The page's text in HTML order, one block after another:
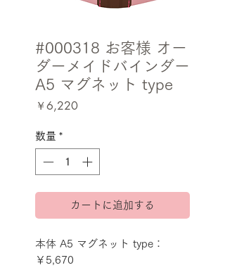
#000318 お客様 オー
ダーメイドバインダー
A5 マグネット type
￥6,220価
数量 *
カートに追加する
本体 A5 マグネット type：
￥5,670